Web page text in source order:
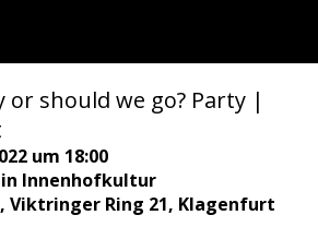
or should we go? Party |
um 18:00
Innenhofkultur
Viktringer Ring 21, Klagenfurt